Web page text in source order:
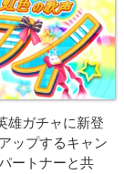
雄ガチャに新登
ップするキャン
ートナーと共